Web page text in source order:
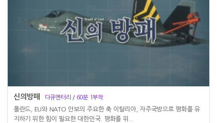
신의방패 다큐멘터리 / 60분 1부작
폴란드, EU와 NATO 안보의 주요한 축 이탈리아, 자주국방으로 평화를 유
지하기 위한 힘이 필요한 대한민국. 평화를 위...